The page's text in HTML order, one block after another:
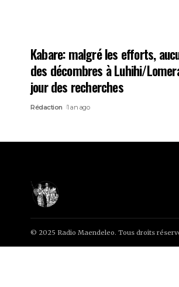
Kabare: malgré les efforts,
des décombres à Luhihi/
jour des recherches
Rédaction 1 an ago
© 2025 Radio Maendeleo. Tous droits